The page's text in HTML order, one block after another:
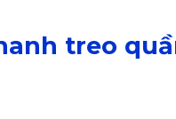
treo